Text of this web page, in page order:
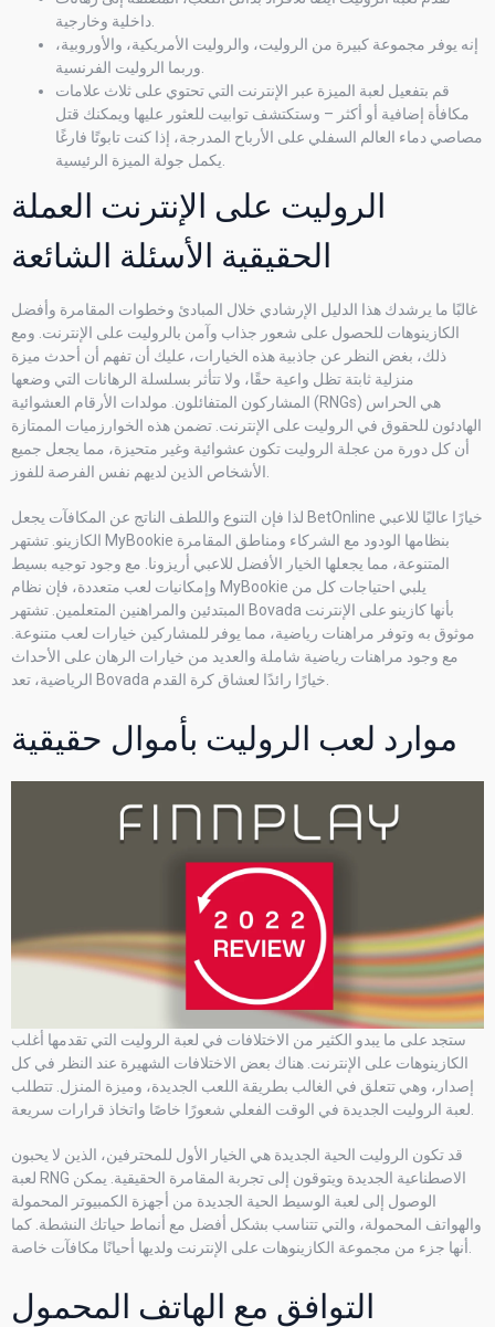
إنه يوفر مجموعة كبيرة من الروليت، والروليت الأمريكية، والأوروبية،
قم بتفعيل لعبة الميزة عبر الإنترنت التي تحتوي على ثلاث علامات
مكافأة إضافية أو أكثر – وستكتشف توابيت للعثور عليها ويمكنك قتل
مصاصي دماء العالم السفلي على الأرباح المدرجة، إذا كنت تابوتًا فارغًا
الروليت على الإنترنت العملة
الحقيقية الأسئلة الشائعة
غالبًا ما يرشدك هذا الدليل الإرشادي خلال المبادئ وخطوات المقامرة وأفضل
الكازينوهات للحصول على شعور جذاب وآمن بالروليت على الإنترنت. ومع
ذلك، بغض النظر عن جاذبية هذه الخيارات، عليك أن تفهم أن أحدث ميزة
منزلية ثابتة تظل واعية حقًا، ولا تتأثر بسلسلة الرهانات التي وضعها
المشاركون المتفائلون. مولدات الأرقام العشوائية (RNGs) هي الحراس
الهادئون للحقوق في الروليت على الإنترنت. تضمن هذه الخوارزميات الممتازة
أن كل دورة من عجلة الروليت تكون عشوائية وغير متحيزة، مما يجعل جميع
لذا فإن التنوع واللطف الناتج عن المكافآت يجعل BetOnline خيارًا عاليًا للاعبي
الكازينو. تشتهر MyBookie بنظامها الودود مع الشركاء ومناطق المقامرة
المتنوعة، مما يجعلها الخيار الأفضل للاعبي أريزونا. مع وجود توجيه بسيط
وإمكانيات لعب متعددة، فإن نظام MyBookie يلبي احتياجات كل من
المبتدئين والمراهنين المتعلمين. تشتهر Bovada بأنها كازينو على الإنترنت
موثوق به وتوفر مراهنات رياضية، مما يوفر للمشاركين خيارات لعب متنوعة.
مع وجود مراهنات رياضية شاملة والعديد من خيارات الرهان على الأحداث
موارد لعب الروليت بأموال حقيقية
ستجد على ما يبدو الكثير من الاختلافات في لعبة الروليت التي تقدمها أغلب
الكازينوهات على الإنترنت. هناك بعض الاختلافات الشهيرة عند النظر في كل
إصدار، وهي تتعلق في الغالب بطريقة اللعب الجديدة، وميزة المنزل. تتطلب
قد تكون الروليت الحية الجديدة هي الخيار الأول للمحترفين، الذين لا يحبون
لعبة RNG الاصطناعية الجديدة ويتوقون إلى تجربة المقامرة الحقيقية. يمكن
الوصول إلى لعبة الوسيط الحية الجديدة من أجهزة الكمبيوتر المحمولة
والهواتف المحمولة، والتي تتناسب بشكل أفضل مع أنماط حياتك النشطة. كما
التوافق مع الهاتف المحمول